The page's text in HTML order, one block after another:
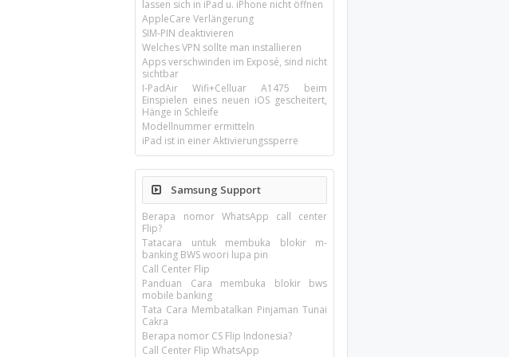
lassen sich in iPad u. iPhone nicht öffnen
AppleCare Verlängerung
SIM-PIN deaktivieren
Welches VPN sollte man installieren
Apps verschwinden im Exposé, sind nicht
sichtbar
I-PadAir Wifi+Celluar A1475 beim
Einspielen eines neuen iOS gescheitert,
Hänge in Schleife
Modellnummer ermitteln
iPad ist in einer Aktivierungssperre
Samsung Support
Berapa nomor WhatsApp call center
Flip?
Tatacara untuk membuka blokir m-
banking BWS woori lupa pin
Call Center Flip
Panduan Cara membuka blokir bws
mobile banking
Tata Cara Membatalkan Pinjaman Tunai
Cakra
Berapa nomor CS Flip Indonesia?
Call Center Flip WhatsApp